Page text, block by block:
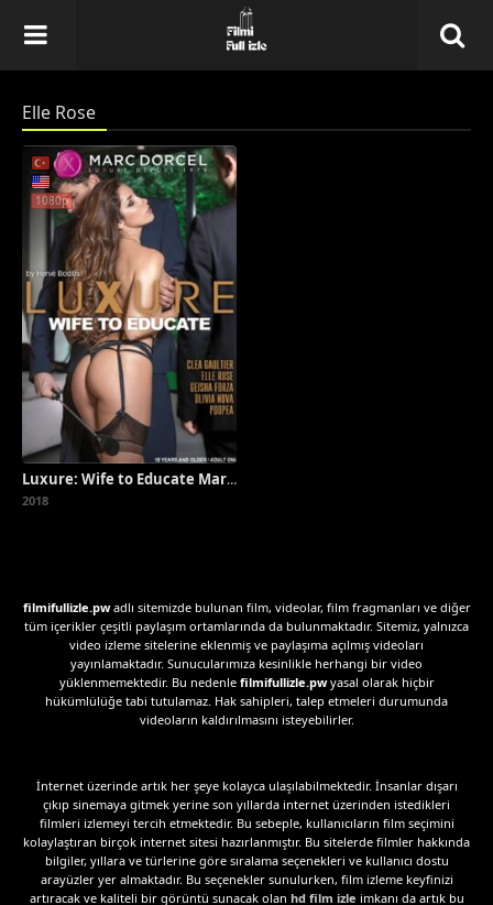
Elle Rose
1080p
Luxure: Wife to Educate Marc Dorcel izle
2018
filmifullizle.pwadlı sitemizde bulunan film, videolar, film fragmanları ve diğer
tüm içerikler çeşitli paylaşım ortamlarında da bulunmaktadır. Sitemiz, yalnızca
video izleme sitelerine eklenmiş ve paylaşıma açılmış videoları
yayınlamaktadır. Sunucularımıza kesinlikle herhangi bir video
yüklenmemektedir. Bu nedenle filmifullizle.pwyasal olarak hiçbir
hükümlülüğe tabi tutulamaz. Hak sahipleri, talep etmeleri durumunda
videoların kaldırılmasını isteyebilirler.
İnternet üzerinde artık her şeye kolayca ulaşılabilmektedir. İnsanlar dışarı
çıkıp sinemaya gitmek yerine son yıllarda internet üzerinden istedikleri
filmleri izlemeyi tercih etmektedir. Bu sebeple, kullanıcıların film seçimini
kolaylaştıran birçok internet sitesi hazırlanmıştır. Bu sitelerde filmler hakkında
bilgiler, yıllara ve türlerine göre sıralama seçenekleri ve kullanıcı dostu
arayüzler yer almaktadır. Bu seçenekler sunulurken, film izleme keyfinizi
artıracak ve kaliteli bir görüntü sunacak olan hd film izle imkanı da artık bu